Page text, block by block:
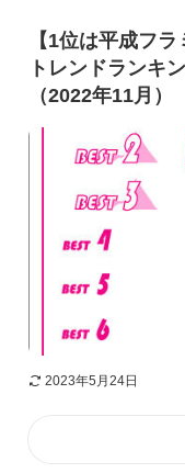
【1位は平成フ
トレンドランキ
（2022年11月）
2023年5月24日